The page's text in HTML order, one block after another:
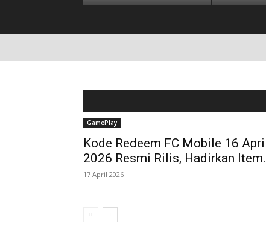
GamePlay
Kode Redeem FC Mobile 16
2026 Resmi Rilis, Hadirkan
17 April 2026